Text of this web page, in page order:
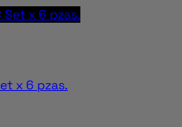
x 6 pzas.